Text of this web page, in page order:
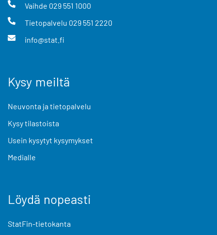
Vaihde 029 551 1000
Tietopalvelu 029 551 2220
info@stat.fi
Kysy meiltä
Neuvonta ja tietopalvelu
Kysy tilastoista
Usein kysytyt kysymykset
Medialle
Löydä nopeasti
StatFin-tietokanta